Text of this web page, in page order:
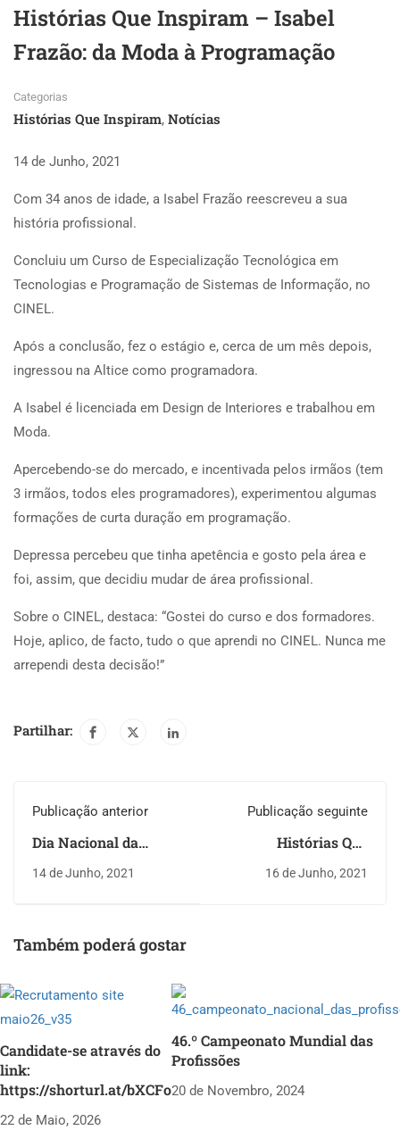
Histórias Que Inspiram – Isabel
Frazão: da Moda à Programação
Categorias
Histórias Que Inspiram, Notícias
14 de Junho, 2021
Com 34 anos de idade, a Isabel Frazão reescreveu a sua
história profissional.
Concluiu um Curso de Especialização Tecnológica em
Tecnologias e Programação de Sistemas de Informação, no
CINEL.
Após a conclusão, fez o estágio e, cerca de um mês depois,
ingressou na Altice como programadora.
A Isabel é licenciada em Design de Interiores e trabalhou em
Moda.
Apercebendo-se do mercado, e incentivada pelos irmãos (tem
3 irmãos, todos eles programadores), experimentou algumas
formações de curta duração em programação.
Depressa percebeu que tinha apetência e gosto pela área e
foi, assim, que decidiu mudar de área profissional.
Sobre o CINEL, destaca: “Gostei do curso e dos formadores.
Hoje, aplico, de facto, tudo o que aprendi no CINEL. Nunca me
arrependi desta decisão!”
Partilhar:
Publicação anterior
Dia Nacional da
14 de Junho, 2021
Publicação seguinte
Histórias Que
Ramgi, Técnico
16 de Junho, 2021
Também poderá gostar
Candidate-se através do
link:
https://shorturl.at/bXCFo
22 de Maio, 2026
46.º Campeonato Mundial das
Profissões
20 de Novembro, 2024